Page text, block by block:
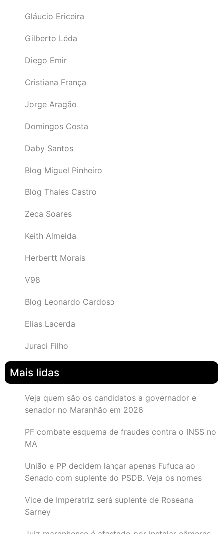
Gláucio Ericeira
Gilberto Léda
Diego Emir
Cristiana França
Jorge Aragão
Domingos Costa
Daby Santos
Blog Miguel Pinheiro
Blog Thales Castro
Zeca Soares
Keith Almeida
Herbertt Morais
V98
Blog Leonardo Cardoso
Elias Lacerda
Juraci Filho
Mais lidas
Veja quem são os candidatos a governador e
senador no Maranhão em 2026
PF combate esquema de fraudes contra o INSS no
MA
União e PP decidem lançar apenas Fufuca ao
Senado com suplente do PSDB. Veja os nomes
Vice de Imperatriz será suplente de Roseana
Sarney